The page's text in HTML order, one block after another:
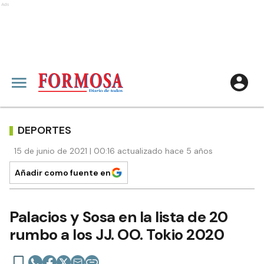
Ads
DEPORTES
15 de junio de 2021 | 00:16 actualizado hace 5 años
Añadir como fuente en
Palacios y Sosa en la lista de 20
rumbo a los JJ. OO. Tokio 2020